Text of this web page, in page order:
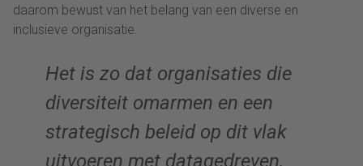
daarom bewust van het belang van een diverse en
inclusieve organisatie.
Het is zo dat organisaties die
diversiteit omarmen en een
strategisch beleid op dit vlak
uitvoeren met datagedreven,